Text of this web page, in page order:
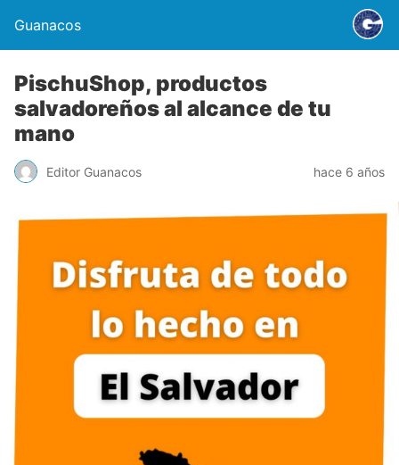
Guanacos
PischuShop, productos
salvadoreños al alcance de tu
mano
Editor Guanacos hace 6 años